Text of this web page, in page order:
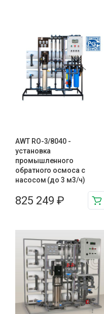
AWT RO-3/8040 -
установка
промышленного
обратного осмоса с
насосом (до 3 м3/ч)
825 249 ₽